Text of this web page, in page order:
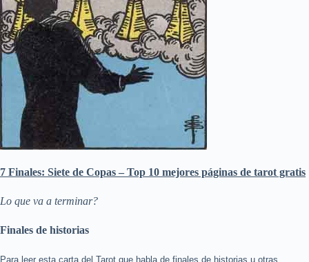
7 Finales: Siete de Copas – Top 10 mejores páginas de tarot gratis
Lo que va a terminar?
Finales de historias
Para leer esta carta del Tarot que habla de finales de historias u otras